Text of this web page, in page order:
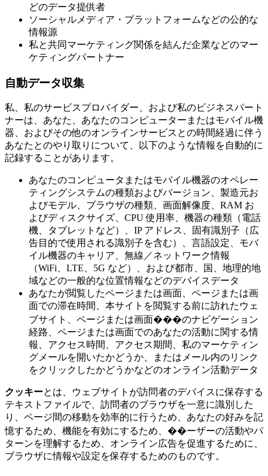
どのデータ提供者
ソーシャルメディア・プラットフォームなどの公的な
情報源
私と共同マーケティング関係を結んだ企業などのマー
ケティングパートナー
自動データ収集
私、私のサービスプロバイダー、および私のビジネスパート
ナーは、あなた、あなたのコンピューターまたはモバイル機
器、およびその他のオンラインサービスとの時間経過に伴う
あなたとのやり取りについて、以下のような情報を自動的に
記録することがあります。
あなたのコンピュータまたはモバイル機器のオペレー
ティングシステムの種類およびバージョン、製造元お
よびモデル、ブラウザの種類、画面解像度、RAM お
よびディスクサイズ、CPU 使用率、機器の種類（電話
機、タブレットなど）、IP アドレス、固有識別子（広
告目的で使用される識別子を含む）、言語設定、モバ
イル機器のキャリア、無線／ネットワーク情報
（WiFi、LTE、5G など）、および都市、国、地理的地
域などの一般的な位置情報などのデバイスデータ
あなたが閲覧したページまたは画面、ページまたは画
面での滞在時間、本サイトを閲覧する前に訪れたウェ
ブサイト、ページまたは画面���のナビゲーション
経路、ページまたは画面でのあなたの活動に関する情
報、アクセス時間、アクセス期間、私のマーケティン
グメールを開いたかどうか、またはメール内のリンク
をクリックしたかどうかなどのオンライン活動データ
クッキーとは、ウェブサイトが訪問者のデバイスに保存する
テキストファイルで、訪問者のブラウザを一意に識別した
り、ページ間の移動を効率的に行うため、あなたの好みを記
憶するため、機能を有効にするため、��ーザーの活動やパ
ターンを理解するため、オンライン広告を促進するために、
ブラウザに情報や設定を保存するためのものです。